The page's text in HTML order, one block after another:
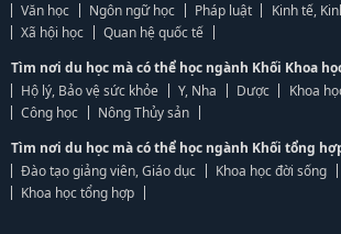
Văn học
Ngôn ngữ học Pháp luật
Kinh tế,
Xã hội học
Quan hệ quốc tế
Tìm nơi du học mà có thể học ngành Khối Khoa
Hộ lý, Bảo vệ sức khỏe
Y, Nha Dược
Khoa
Công học
Nông Thủy sản
Tìm nơi du học mà có thể học ngành Khối tổng
Đào tạo giảng viên, Giáo dục
Khoa học đời sống
Khoa học tổng hợp